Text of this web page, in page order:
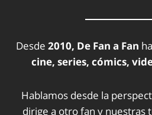
Desde 2010, De Fan a Fan
cine, series, cómics,
Hablamos desde la
dirige a otro fan y nuestras